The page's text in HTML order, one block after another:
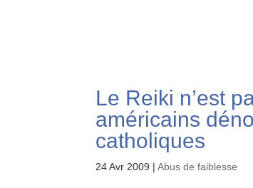
Le Reiki n’est
américains
catholiques
24 Avr 2009 |Abus de faiblesse